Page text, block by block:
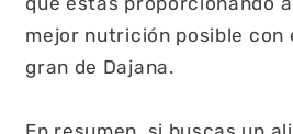
mejor nutrición posible con
gran de Dajana.